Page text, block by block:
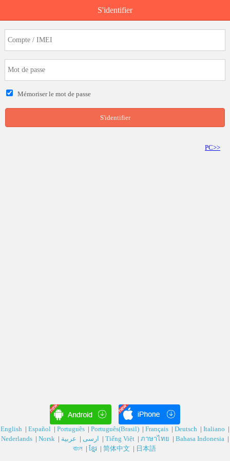
S'identifier
Mémoriser le mot de passe
S'identifier
PC>>
English | Español | Português | Português(Brasil) | Français | Deutsch‎ | Italiano |
Nederlands | Norsk | | | Tiếng Việt | ภาษาไทย | Bahasa Indonesia |
বাংল | ខ្មែរ | 简体中文 | 日本語